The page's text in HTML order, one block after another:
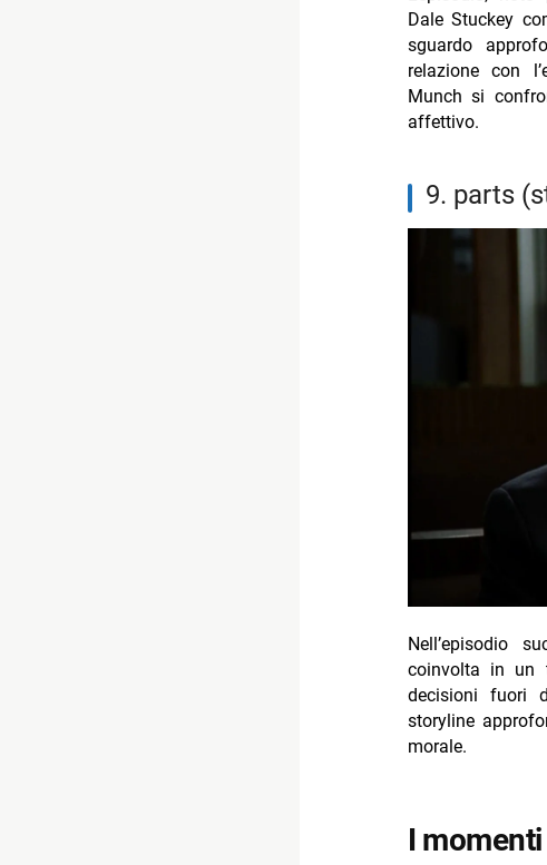
Dale Stuckey
sguardo
relazione con
Munch si
affettivo.
9. parts
Nell’episodio
coinvolta in un
decisioni fuori
storyline
morale.
I